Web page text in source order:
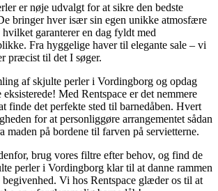
er nøje udvalgt for at sikre den bedste
bringer hver især sin egen unikke atmosfære
garanterer en dag fyldt med
Fra hyggelige haver til elegante sale – vi
præcist til det I søger.
af skjulte perler i Vordingborg og opdag
Med Rentspace er det nemmere
finde det perfekte sted til barnedåben. Hvert
for at personliggøre arrangementet sådan
maden på bordene til farven på servietterne.
brug vores filtre efter behov, og find de
perler i Vordingborg klar til at danne rammen
begivenhed. Vi hos Rentspace glæder os til at